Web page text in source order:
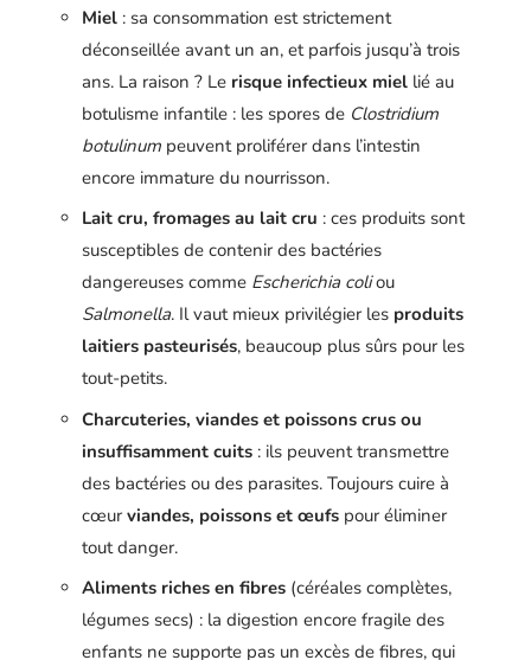
Miel : sa consommation est strictement
déconseillée avant un an, et parfois jusqu’à trois
ans. La raison ? Le risque infectieux miel lié au
botulisme infantile : les spores de Clostridium
botulinum peuvent proliférer dans l’intestin
encore immature du nourrisson.
Lait cru, fromages au lait cru : ces produits sont
susceptibles de contenir des bactéries
dangereuses comme Escherichia coliou
Salmonella. Il vaut mieux privilégier les produits
laitiers pasteurisés, beaucoup plus sûrs pour les
tout-petits.
Charcuteries, viandes et poissons crus ou
insuffisamment cuits : ils peuvent transmettre
des bactéries ou des parasites. Toujours cuire à
cœur viandes, poissons et œufs pour éliminer
tout danger.
Aliments riches en fibres (céréales complètes,
légumes secs) : la digestion encore fragile des
enfants ne supporte pas un excès de fibres, qui